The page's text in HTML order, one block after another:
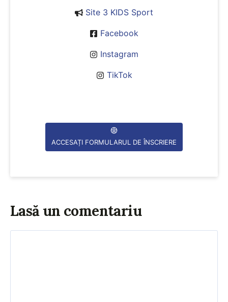
Site 3 KIDS Sport
Facebook
Instagram
TikTok
ACCESAȚI FORMULARUL DE ÎNSCRIERE
Lasă un comentariu